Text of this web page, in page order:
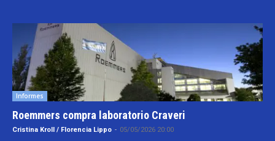
Informes
Roemmers compra laboratorio Craveri
Cristina Kroll / Florencia Lippo - 05/05/2026 20:00